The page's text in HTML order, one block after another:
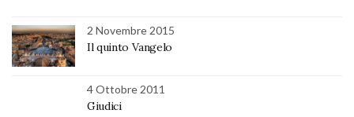
2 Novembre 2015
Il quinto Vangelo
4 Ottobre 2011
Giudici